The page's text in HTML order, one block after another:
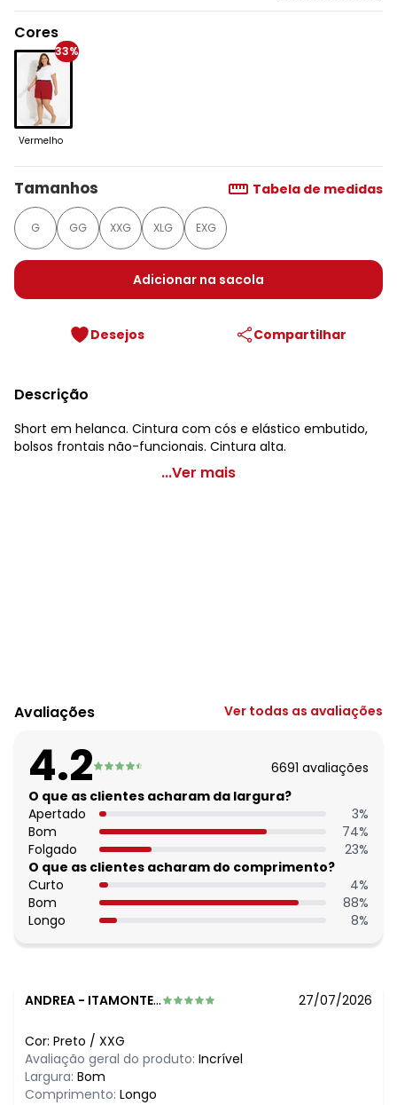
Cores
33%
Vermelho
Tamanhos Tabela de medidas
G GG XXG XLG EXG
Adicionar na sacola
Desejos Compartilhar
Descrição
Short em helanca. Cintura com cós e elástico embutido,
bolsos frontais não-funcionais. Cintura alta.
Marguerite - Short Vermelho Plus Size com Bolsos
...Ver mais
Avaliações Ver todas as avaliações
4.2 6691 avaliações
O que as clientes acharam da largura?
Apertado
3%
Bom
74%
Folgado
23%
O que as clientes acharam do comprimento?
Curto
4%
Bom
88%
Longo
8%
ANDREA - ITAMONTE - MG 27/07/2026
Cor: Preto / XXG
Avaliação geral do produto: Incrível
Largura: Bom
Comprimento: Longo